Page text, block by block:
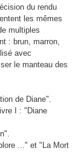
du rendu
les mêmes
multiples
: brun, marron,
avec
le manteau des
de Diane".
I : "Diane
..." et "La Mort